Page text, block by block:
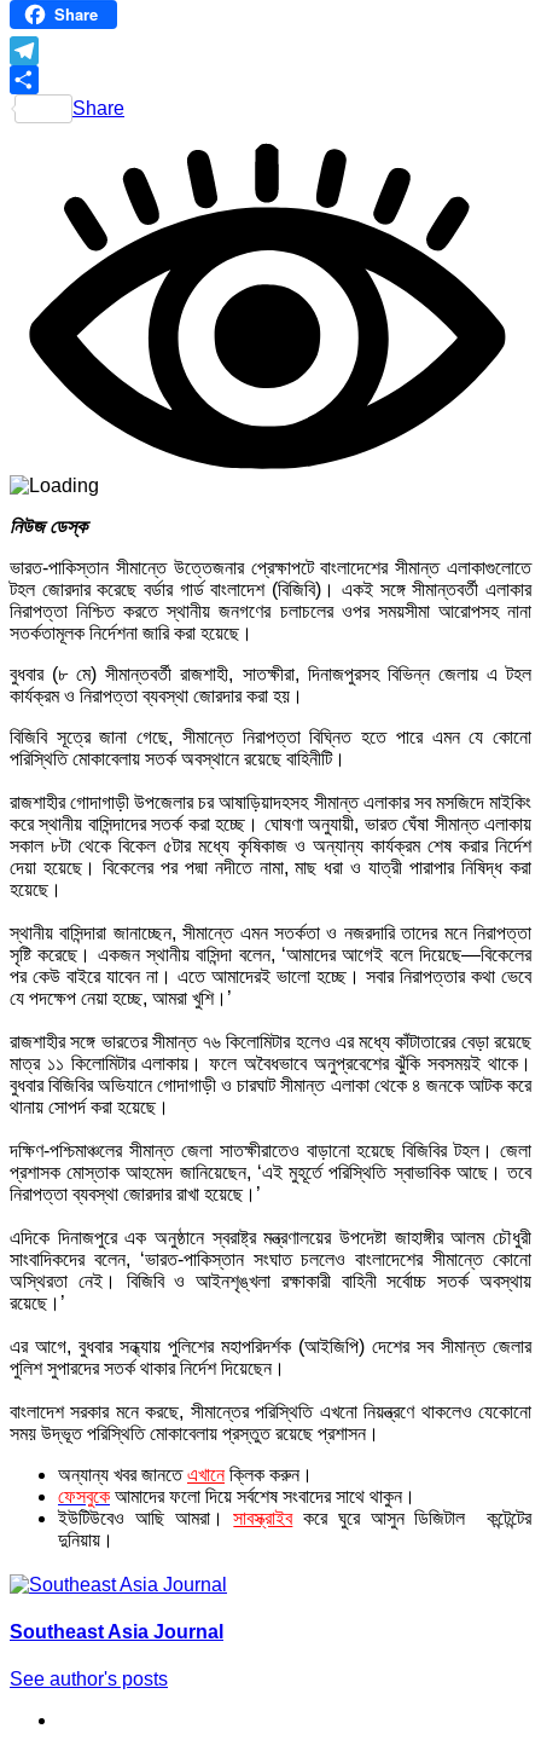
ViberShare
Telegram
Share
নিউজ ডেস্ক
ভারত-পাকিস্তান সীমান্তে উত্তেজনার প্রেক্ষাপটে বাংলাদেশের সীমান্ত এলাকাগুলোতে
টহল জোরদার করেছে বর্ডার গার্ড বাংলাদেশ (বিজিবি)। একই সঙ্গে সীমান্তবর্তী এলাকার
নিরাপত্তা নিশ্চিত করতে স্থানীয় জনগণের চলাচলের ওপর সময়সীমা আরোপসহ নানা
সতর্কতামূলক নির্দেশনা জারি করা হয়েছে।
বুধবার (৮ মে) সীমান্তবর্তী রাজশাহী, সাতক্ষীরা, দিনাজপুরসহ বিভিন্ন জেলায় এ টহল
কার্যক্রম ও নিরাপত্তা ব্যবস্থা জোরদার করা হয়।
বিজিবি সূত্রে জানা গেছে, সীমান্তে নিরাপত্তা বিঘ্নিত হতে পারে এমন যে কোনো
পরিস্থিতি মোকাবেলায় সতর্ক অবস্থানে রয়েছে বাহিনীটি।
রাজশাহীর গোদাগাড়ী উপজেলার চর আষাড়িয়াদহসহ সীমান্ত এলাকার সব মসজিদে মাইকিং
করে স্থানীয় বাসিন্দাদের সতর্ক করা হচ্ছে। ঘোষণা অনুযায়ী, ভারত ঘেঁষা সীমান্ত এলাকায়
সকাল ৮টা থেকে বিকেল ৫টার মধ্যে কৃষিকাজ ও অন্যান্য কার্যক্রম শেষ করার নির্দেশ
দেয়া হয়েছে। বিকেলের পর পদ্মা নদীতে নামা, মাছ ধরা ও যাত্রী পারাপার নিষিদ্ধ করা
হয়েছে।
স্থানীয় বাসিন্দারা জানাচ্ছেন, সীমান্তে এমন সতর্কতা ও নজরদারি তাদের মনে নিরাপত্তা
সৃষ্টি করেছে। একজন স্থানীয় বাসিন্দা বলেন, ‘আমাদের আগেই বলে দিয়েছে—বিকেলের
পর কেউ বাইরে যাবেন না। এতে আমাদেরই ভালো হচ্ছে। সবার নিরাপত্তার কথা ভেবে
যে পদক্ষেপ নেয়া হচ্ছে, আমরা খুশি।’
রাজশাহীর সঙ্গে ভারতের সীমান্ত ৭৬ কিলোমিটার হলেও এর মধ্যে কাঁটাতারের বেড়া রয়েছে
মাত্র ১১ কিলোমিটার এলাকায়। ফলে অবৈধভাবে অনুপ্রবেশের ঝুঁকি সবসময়ই থাকে।
বুধবার বিজিবির অভিযানে গোদাগাড়ী ও চারঘাট সীমান্ত এলাকা থেকে ৪ জনকে আটক করে
থানায় সোপর্দ করা হয়েছে।
দক্ষিণ-পশ্চিমাঞ্চলের সীমান্ত জেলা সাতক্ষীরাতেও বাড়ানো হয়েছে বিজিবির টহল। জেলা
প্রশাসক মোস্তাক আহমেদ জানিয়েছেন, ‘এই মুহূর্তে পরিস্থিতি স্বাভাবিক আছে। তবে
নিরাপত্তা ব্যবস্থা জোরদার রাখা হয়েছে।’
এদিকে দিনাজপুরে এক অনুষ্ঠানে স্বরাষ্ট্র মন্ত্রণালয়ের উপদেষ্টা জাহাঙ্গীর আলম চৌধুরী
সাংবাদিকদের বলেন, ‘ভারত-পাকিস্তান সংঘাত চললেও বাংলাদেশের সীমান্তে কোনো
অস্থিরতা নেই। বিজিবি ও আইনশৃঙ্খলা রক্ষাকারী বাহিনী সর্বোচ্চ সতর্ক অবস্থায়
রয়েছে।’
এর আগে, বুধবার সন্ধ্যায় পুলিশের মহাপরিদর্শক (আইজিপি) দেশের সব সীমান্ত জেলার
পুলিশ সুপারদের সতর্ক থাকার নির্দেশ দিয়েছেন।
বাংলাদেশ সরকার মনে করছে, সীমান্তের পরিস্থিতি এখনো নিয়ন্ত্রণে থাকলেও যেকোনো
সময় উদ্ভূত পরিস্থিতি মোকাবেলায় প্রস্তুত রয়েছে প্রশাসন।
অন্যান্য খবর জানতে এখানে ক্লিক করুন।
ফেসবুকে আমাদের ফলো দিয়ে সর্বশেষ সংবাদের সাথে থাকুন।
ইউটিউবেও আছি আমরা।
সাবস্ক্রাইব করে ঘুরে আসুন ডিজিটাল কন্টেন্টের
দুনিয়ায়।
Southeast Asia Journal
See author's posts